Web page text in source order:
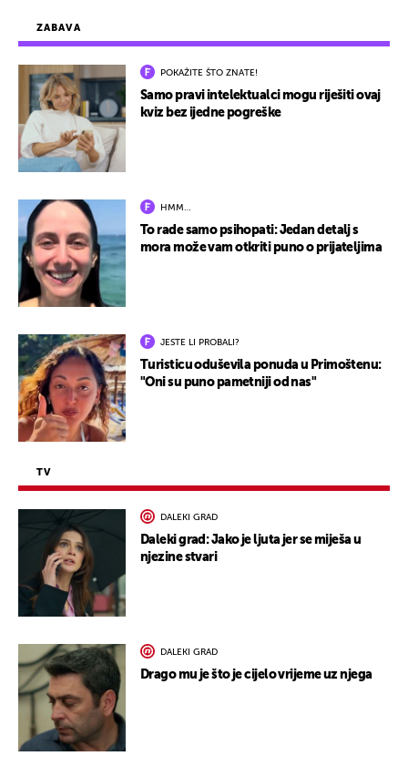
ZABAVA
POKAŽITE ŠTO ZNATE!
Samo pravi intelektualci mogu riješiti ovaj
kviz bez ijedne pogreške
HMM…
To rade samo psihopati: Jedan detalj s
mora može vam otkriti puno o prijateljima
JESTE LI PROBALI?
Turisticu oduševila ponuda u Primoštenu:
"Oni su puno pametniji od nas"
TV
DALEKI GRAD
Daleki grad: Jako je ljuta jer se miješa u
njezine stvari
DALEKI GRAD
Drago mu je što je cijelo vrijeme uz njega